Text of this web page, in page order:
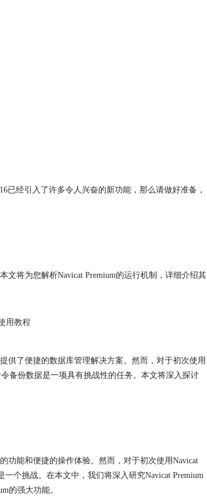
已经引入了许多令人兴奋的新功能，那么请做好准备，
文将为您解析Navicat Premium的运行机制，详细介绍其
用教程
供了便捷的数据库管理解决方案。然而，对于初次使用
备份数据是一项具有挑战性的任务。本文将深入探讨
功能和便捷的操作体验。然而，对于初次使用Navicat
一个挑战。在本文中，我们将深入研究Navicat Premium
的强大功能。